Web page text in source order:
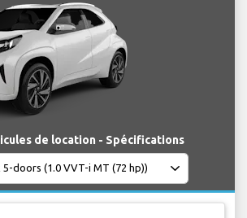
de location - Spécifications